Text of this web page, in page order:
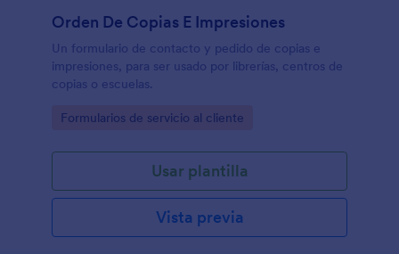
Orden De Copias E Impresiones
Un formulario de contacto y pedido de copias e
impresiones, para ser usado por librerías, centros de
copias o escuelas.
Go to Category:
Formularios de servicio al cliente
Usar plantilla
Vista previa